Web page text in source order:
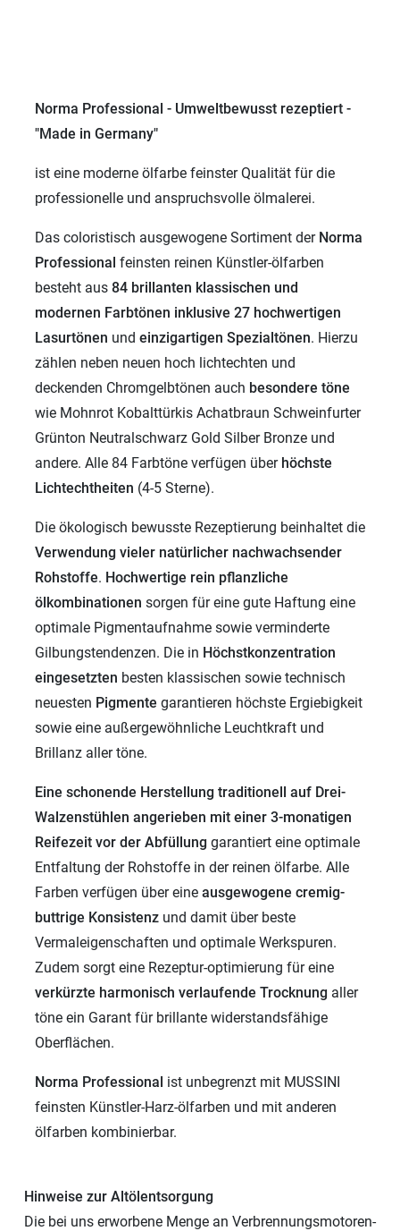
Norma Professional - Umweltbewusst rezeptiert -
"Made in Germany"
ist eine moderne ölfarbe feinster Qualität für die
professionelle und anspruchsvolle ölmalerei.
Das coloristisch ausgewogene Sortiment der Norma
Professional feinsten reinen Künstler-ölfarben
besteht aus 84 brillanten klassischen und
modernen Farbtönen inklusive 27 hochwertigen
Lasurtönen und einzigartigen Spezialtönen. Hierzu
zählen neben neuen hoch lichtechten und
deckenden Chromgelbtönen auch besondere töne
wie Mohnrot Kobalttürkis Achatbraun Schweinfurter
Grünton Neutralschwarz Gold Silber Bronze und
andere. Alle 84 Farbtöne verfügen über höchste
Lichtechtheiten (4-5 Sterne).
Die ökologisch bewusste Rezeptierung beinhaltet die
Verwendung vieler natürlicher nachwachsender
Rohstoffe. Hochwertige rein pflanzliche
ölkombinationen sorgen für eine gute Haftung eine
optimale Pigmentaufnahme sowie verminderte
Gilbungstendenzen. Die in Höchstkonzentration
eingesetzten besten klassischen sowie technisch
neuesten Pigmente garantieren höchste Ergiebigkeit
sowie eine außergewöhnliche Leuchtkraft und
Brillanz aller töne.
Eine schonende Herstellung traditionell auf Drei-
Walzenstühlen angerieben mit einer 3-monatigen
Reifezeit vor der Abfüllung garantiert eine optimale
Entfaltung der Rohstoffe in der reinen ölfarbe. Alle
Farben verfügen über eine ausgewogene cremig-
buttrige Konsistenz und damit über beste
Vermaleigenschaften und optimale Werkspuren.
Zudem sorgt eine Rezeptur-optimierung für eine
verkürzte harmonisch verlaufende Trocknung aller
töne ein Garant für brillante widerstandsfähige
Oberflächen.
Norma Professional ist unbegrenzt mit MUSSINI
feinsten Künstler-Harz-ölfarben und mit anderen
ölfarben kombinierbar.
Hinweise zur Altölentsorgung
Die bei uns erworbene Menge an Verbrennungsmotoren-